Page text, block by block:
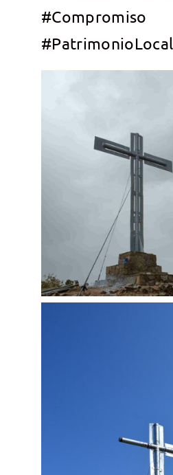
#Compromiso
#PatrimonioLocal